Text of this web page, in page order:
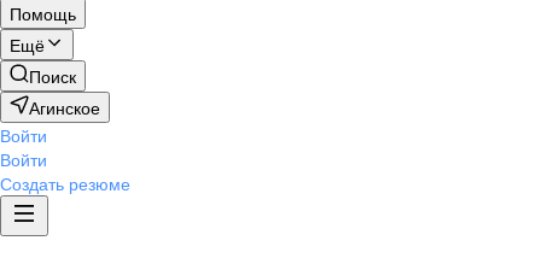
Помощь
Ещё
Поиск
Агинское
Войти
Войти
Создать резюме